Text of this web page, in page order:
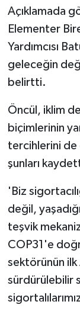
Açıklamada
Elementer
Yardımcısı
geleceğin
belirtti.
Öncül, iklim
biçimlerinin
tercihlerini de
şunları
'Biz
değil,
teşvik
COP31'e
sektörünün ilk
sürdürülebilir